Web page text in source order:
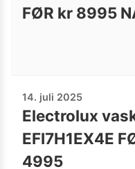
FØR kr 8995
14. juli 2025
Electrolux
EFI7H1EX4E
4995